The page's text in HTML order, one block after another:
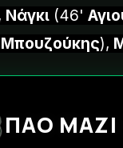
Νάγκι (46'
Μπουζούκης),
ΠΑΟ ΜΑΖΙ